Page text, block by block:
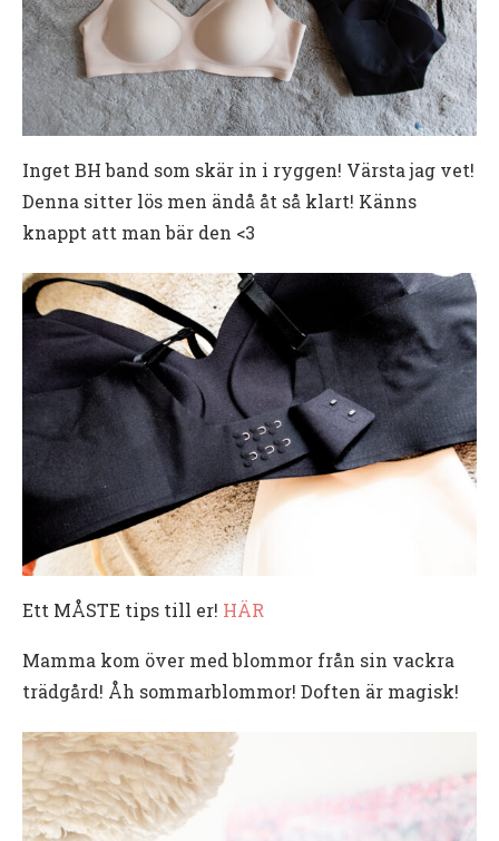
Inget BH band som skär in i ryggen! Värsta jag vet!
Denna sitter lös men ändå åt så klart! Känns
knappt att man bär den <3
Ett MÅSTE tips till er! HÄR
Mamma kom över med blommor från sin vackra
trädgård! Åh sommarblommor! Doften är magisk!